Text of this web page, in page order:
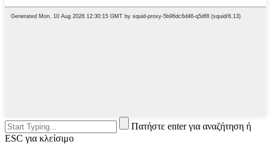
Πατήστε enter για αναζήτηση ή
ESC για κλείσιμο